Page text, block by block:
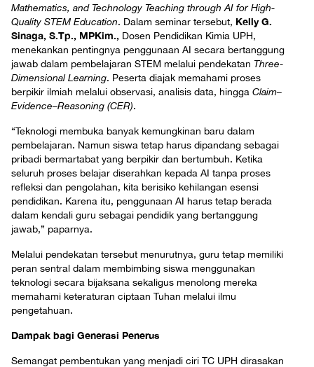
Mathematics, and Technology Teaching through AI for High-
Quality STEM Education. Dalam seminar tersebut, Kelly G.
Sinaga, S.Tp., MPKim., Dosen Pendidikan Kimia UPH,
menekankan pentingnya penggunaan AI secara bertanggung
jawab dalam pembelajaran STEM melalui pendekatan Three-
Dimensional Learning. Peserta diajak memahami proses
berpikir ilmiah melalui observasi, analisis data, hingga Claim–
Evidence–Reasoning (CER).
“Teknologi membuka banyak kemungkinan baru dalam
pembelajaran. Namun siswa tetap harus dipandang sebagai
pribadi bermartabat yang berpikir dan bertumbuh. Ketika
seluruh proses belajar diserahkan kepada AI tanpa proses
refleksi dan pengolahan, kita berisiko kehilangan esensi
pendidikan. Karena itu, penggunaan AI harus tetap berada
dalam kendali guru sebagai pendidik yang bertanggung
jawab,” paparnya.
Melalui pendekatan tersebut menurutnya, guru tetap memiliki
peran sentral dalam membimbing siswa menggunakan
teknologi secara bijaksana sekaligus menolong mereka
memahami keteraturan ciptaan Tuhan melalui ilmu
pengetahuan.
Dampak bagi Generasi Penerus
Semangat pembentukan yang menjadi ciri TC UPH dirasakan